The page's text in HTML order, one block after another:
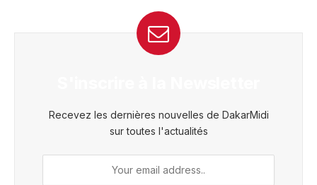
Recevez les dernières nouvelles de DakarMidi
sur toutes l'actualités